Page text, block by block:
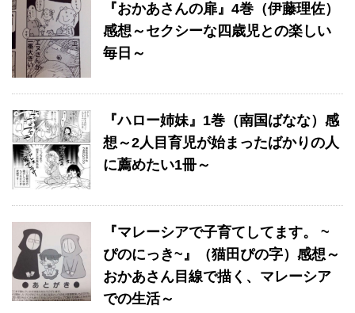
『おかあさんの扉』4巻（伊藤理佐）
感想～セクシーな四歳児との楽しい
毎日～
『ハロー姉妹』1巻（南国ばなな）感
想～2人目育児が始まったばかりの人
に薦めたい1冊～
『マレーシアで子育てしてます。 ~
ぴのにっき~』（猫田ぴの字）感想～
おかあさん目線で描く、マレーシア
での生活～